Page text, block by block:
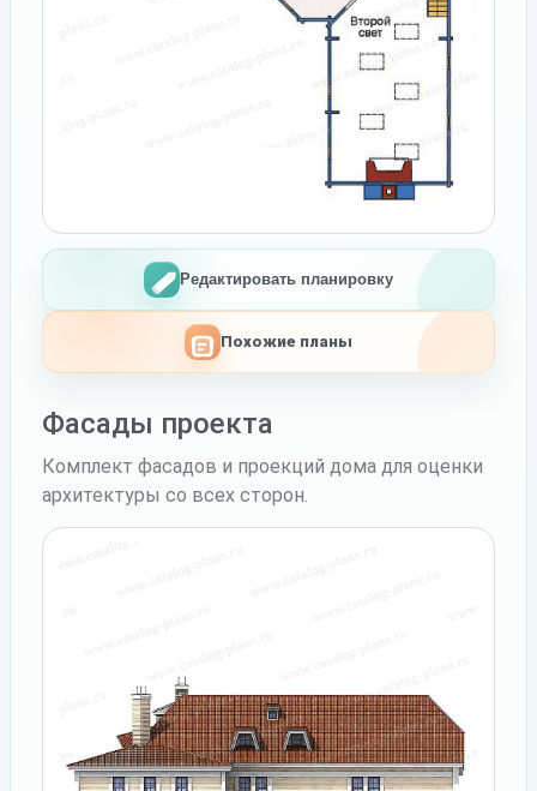
Редактировать планировку
Похожие планы
Фасады проекта
Комплект фасадов и проекций дома для оценки
архитектуры со всех сторон.